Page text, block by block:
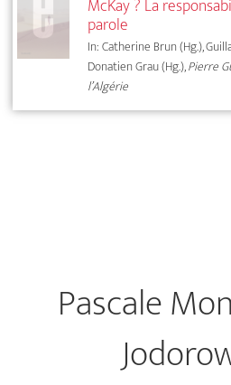
McKay ? La
parole
In: Catherine Brun (Hg.),
Donatien Grau (Hg.),Pierre
l’Algérie
Pascale